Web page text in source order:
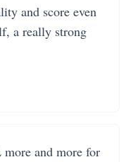
and score even
a really strong
and more for